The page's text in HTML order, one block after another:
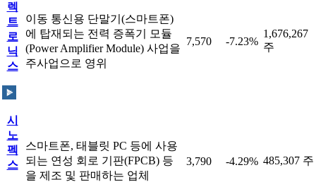
렉
트
로
닉
스
이동 통신용 단말기(스마트폰)
에 탑재되는 전력 증폭기 모듈
(Power Amplifier Module) 사업을
주사업으로 영위
7,570 -7.23%
1,676,267
주
시
노
펙
스
스마트폰, 태블릿 PC 등에 사용
되는 연성 회로 기판(FPCB) 등
을 제조 및 판매하는 업체
3,790 -4.29% 485,307 주